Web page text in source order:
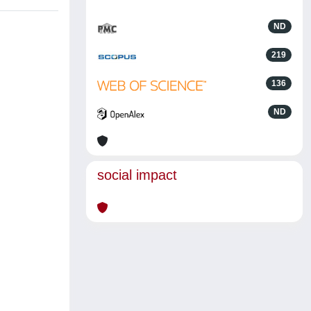
ND
219
136
ND
social impact